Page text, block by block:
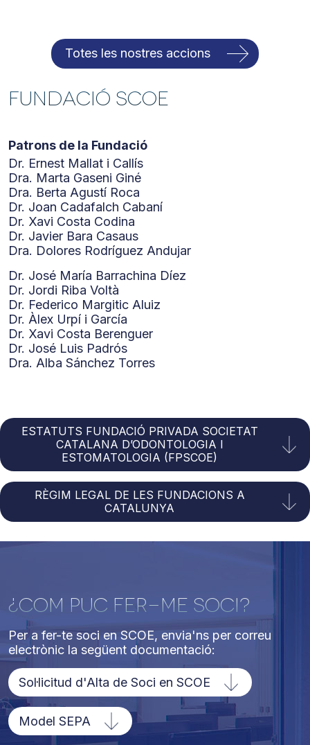
socials, de publicitat i d'anàlisis amb qui col·laborem. Al
seu torn, ells la poden combinar amb altres dades que els
fet dels seus serveis.
Totes les nostres accions
Fundació SCOE
Patrons de la Fundació
Dr. Ernest Mallat i Callís
Dra. Marta Gaseni Giné
Dra. Berta Agustí Roca
Dr. Joan Cadafalch Cabaní
Dr. Xavi Costa Codina
Dr. Javier Bara Casaus
Dra. Dolores Rodríguez Andujar
Dr. José María Barrachina Díez
Dr. Jordi Riba Voltà
Dr. Federico Margitic Aluiz
Dr. Àlex Urpí i García
Dr. Xavi Costa Berenguer
Dr. José Luis Padrós
Dra. Alba Sánchez Torres
ESTATUTS FUNDACIÓ PRIVADA SOCIETAT
CATALANA D’ODONTOLOGIA I
ESTOMATOLOGIA (FPSCOE)
RÈGIM LEGAL DE LES FUNDACIONS A
CATALUNYA
¿Com puc fer-me soci?
Per a fer-te soci en SCOE, envia'ns per correu
electrònic la següent documentació:
Sol·licitud d'Alta de Soci en SCOE
Model SEPA